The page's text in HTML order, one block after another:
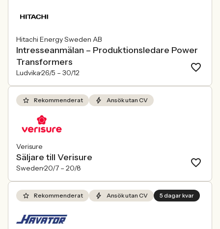
Hitachi Energy Sweden AB
Intresseanmälan – Produktionsledare Power
Transformers
Ludvika26/5 – 30/12
Rekommenderat Ansök utan CV
Verisure
Säljare till Verisure
Sweden20/7 – 20/8
Rekommenderat Ansök utan CV 5 dagar kvar